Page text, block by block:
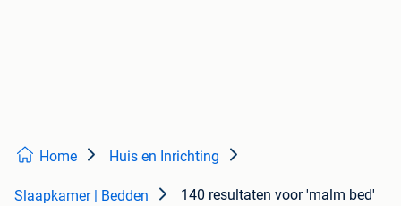
Home Huis en Inrichting
Slaapkamer | Bedden 140 resultaten voor 'malm bed'